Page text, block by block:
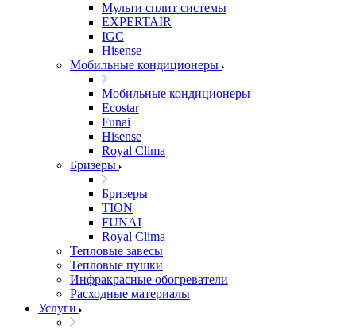
Мульти сплит системы
EXPERTAIR
IGC
Hisense
Мобильные кондиционеры
Мобильные кондиционеры
Ecostar
Funai
Hisense
Royal Clima
Бризеры
Бризеры
TION
FUNAI
Royal Clima
Тепловые завесы
Тепловые пушки
Инфракрасные обогреватели
Расходные материалы
Услуги